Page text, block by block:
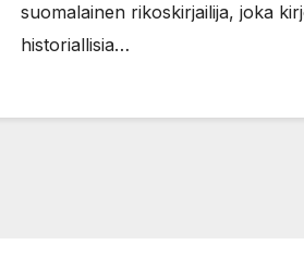
suomalainen rikoskirjailija, joka
historiallisia…